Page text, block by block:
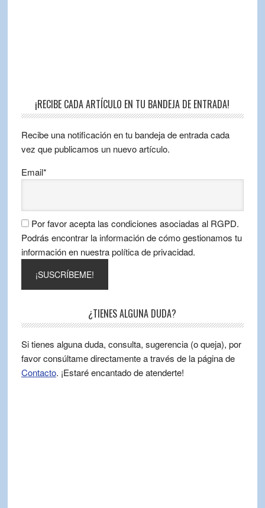
¡RECIBE CADA ARTÍCULO EN TU BANDEJA DE ENTRADA!
Recibe una notificación en tu bandeja de entrada cada
vez que publicamos un nuevo artículo.
Email*
Por favor acepta las condiciones asociadas al RGPD.
Podrás encontrar la información de cómo gestionamos tu
información en nuestra política de privacidad.
¿TIENES ALGUNA DUDA?
Si tienes alguna duda, consulta, sugerencia (o queja), por
favor consúltame directamente a través de la página de
Contacto. ¡Estaré encantado de atenderte!